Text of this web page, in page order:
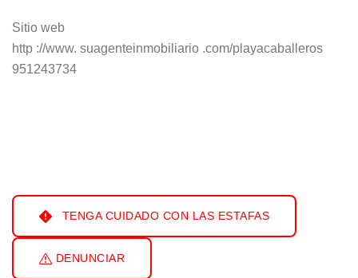
Sitio web
http ://www. suagenteinmobiliario .com/playacaballeros
951243734
TENGA CUIDADO CON LAS ESTAFAS
DENUNCIAR